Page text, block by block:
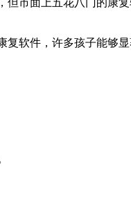
软件，许多孩子能够